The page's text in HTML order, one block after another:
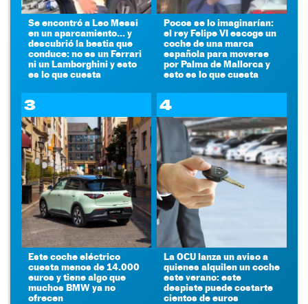
Se encontró a Leo Messi
en un aparcamiento... y
descubrió la bestia que
conduce: no es un Ferrari
ni un Lamborghini y esto
es lo que cuesta
Pocos se lo imaginarían:
el rey Felipe VI escoge un
coche de una marca
española para moverse
por Palma de Mallorca y
esto es lo que cuesta
3
Este coche eléctrico
cuesta menos de 14.000
euros y tiene algo que
muchos BMW ya no
ofrecen
4
La OCU lanza un aviso a
quienes alquilen un coche
este verano: este
despiste puede costarte
cientos de euros